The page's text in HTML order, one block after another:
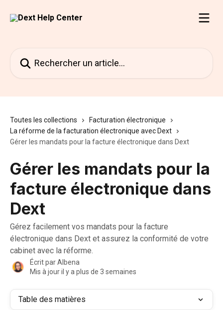
Toutes les collections
Facturation électronique
La réforme de la facturation électronique avec Dext
Gérer les mandats pour la facture électronique dans Dext
Gérer les mandats pour la
facture électronique dans
Dext
Gérez facilement vos mandats pour la facture
électronique dans Dext et assurez la conformité de votre
cabinet avec la réforme.
Écrit parAlbena
Mis à jour il y a plus de 3 semaines
Table des matières